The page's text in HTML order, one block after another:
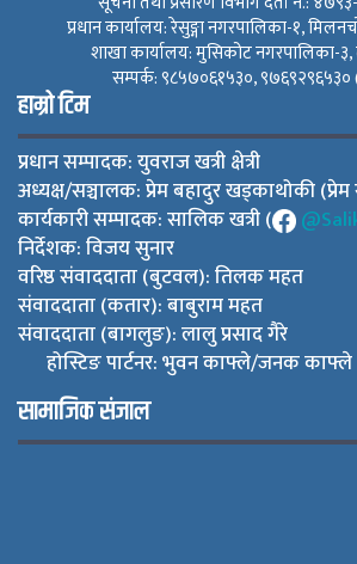
प्रधान कार्यालय: रेसुङ्गा नगरपालिका-१,
शाखा कार्यालय: मुसिकोट नगरपालिका-३,
सम्पर्क: ९८५७०६१५३०, ९७६९२९६५३०
हाम्रो टिम
प्रधान सम्पादक: युवराज खत्री क्षेत्री
अध्यक्ष/सञ्चालक: प्रेम बहादुर खड्काथोकी (प्रेम
कार्यकारी सम्पादक: सालिक खत्री (
निर्देशक: विजय सुनार
वरिष्ठ संवाददाता (बुटवल): तिलक महत
संवाददाता (कतार): बाबुराम महत
संवाददाता (बागलुङ): लालु प्रसाद गैरे
होस्टिङ पार्टनर: भुवन काफ्ले/जनक काफ्ले
सामाजिक संजाल